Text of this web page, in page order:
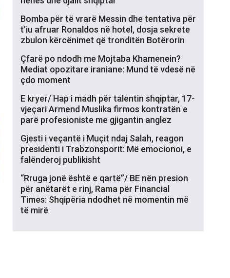
Bomba për të vrarë Messin dhe tentativa për
t’iu afruar Ronaldos në hotel, dosja sekrete
zbulon kërcënimet që tronditën Botërorin
Çfarë po ndodh me Mojtaba Khamenein?
Mediat opozitare iraniane: Mund të vdesë në
çdo moment
E kryer/ Hap i madh për talentin shqiptar, 17-
vjeçari Armend Muslika firmos kontratën e
parë profesioniste me gjigantin anglez
Gjesti i veçantë i Muçit ndaj Salah, reagon
presidenti i Trabzonsporit: Më emocionoi, e
falënderoj publikisht
“Rruga jonë është e qartë”/ BE nën presion
për anëtarët e rinj, Rama për Financial
Times: Shqipëria ndodhet në momentin më
të mirë